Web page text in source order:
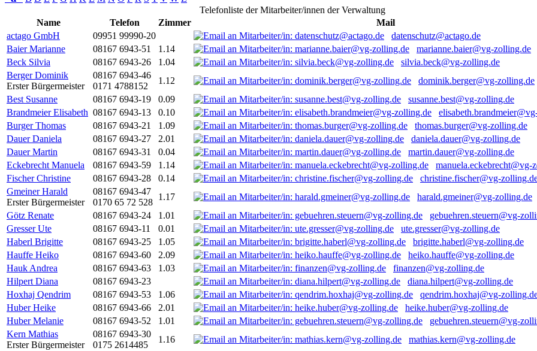
Telefonliste der Mitarbeiter/innen der Verwaltung
Name
Telefon Zimmer
Mail
actago GmbH
09951 99990-20
datenschutz@actago.de
Baier Marianne
08167 6943-51 1.14
marianne.baier@vg-zolling.de
Beck Silvia
08167 6943-26 1.04
silvia.beck@vg-zolling.de
Berger Dominik
Erster Bürgermeister
08167 6943-46
0171 4788152
1.12
dominik.berger@vg-zolling.de
Best Susanne
08167 6943-19 0.09
susanne.best@vg-zolling.de
Brandmeier Elisabeth 08167 6943-13 0.10
Burger Thomas
08167 6943-21 1.09
thomas.burger@vg-zolling.de
Dauer Daniela
08167 6943-27 2.01
daniela.dauer@vg-zolling.de
Dauer Martin
08167 6943-31 0.04
martin.dauer@vg-zolling.de
Eckebrecht Manuela
08167 6943-59 1.14
manuela.eckebrecht@vg-
Fischer Christine
08167 6943-28 0.14
christine.fischer@vg-
Gmeiner Harald
Erster Bürgermeister
08167 6943-47
0170 65 72 528
1.17
harald.gmeiner@vg-zolling.de
Götz Renate
08167 6943-24 1.01
gebuehren.steuern@vg-
Gresser Ute
08167 6943-11 0.01
ute.gresser@vg-zolling.de
Haberl Brigitte
08167 6943-25 1.05
brigitte.haberl@vg-zolling.de
Hauffe Heiko
08167 6943-60 2.09
heiko.hauffe@vg-zolling.de
Hauk Andrea
08167 6943-63 1.03
finanzen@vg-zolling.de
Hilpert Diana
08167 6943-23
diana.hilpert@vg-zolling.de
Hoxhaj Qendrim
08167 6943-53 1.06
qendrim.hoxhaj@vg-
Huber Heike
08167 6943-66 2.01
heike.huber@vg-zolling.de
Huber Melanie
08167 6943-52 1.01
gebuehren.steuern@vg-
Kern Mathias
Erster Bürgermeister
08167 6943-30
0175 2614485
1.16
mathias.kern@vg-zolling.de